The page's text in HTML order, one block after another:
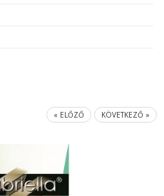
« ELŐZŐ KÖVETKEZŐ »